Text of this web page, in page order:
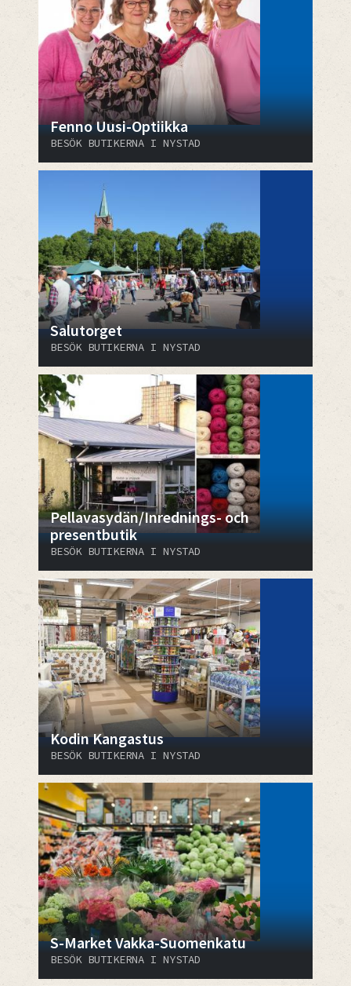
Fenno Uusi-Optiikka
BESÖK BUTIKERNA I NYSTAD
Salutorget
BESÖK BUTIKERNA I NYSTAD
Pellavasydän/Inrednings- och
presentbutik
BESÖK BUTIKERNA I NYSTAD
Kodin Kangastus
BESÖK BUTIKERNA I NYSTAD
S-Market Vakka-Suomenkatu
BESÖK BUTIKERNA I NYSTAD